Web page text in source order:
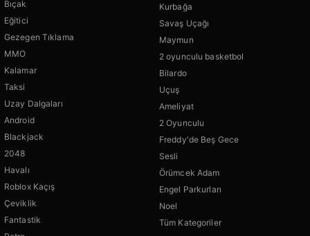
Bıçak
Eğitici
Gezegen Tıklama
MMO
Kalamar
Taksi
Uzay Dalgaları
Android
Blackjack
2048
Havalı
Roblox Kaçış
Çeviklik
Fantastik
Kurbağa
Savaş Uçağı
Maymun
2 oyunculu basketbol
Bilardo
Uçuş
Ameliyat
2 Oyunculu
Freddy'de Beş Gece
Sesli
Örümcek Adam
Engel Parkurları
Noel
Tüm Kategoriler